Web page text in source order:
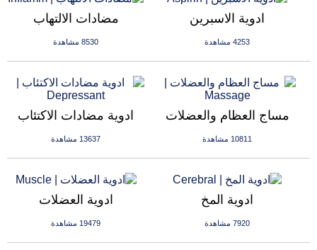
مضادات الالتهاب
8530 مشاهدة
ادوية الاسبرين
4253 مشاهدة
ادوية مضادات الاكتئاب
13637 مشاهدة
مساج العظام والعضلات
10811 مشاهدة
ادوية العضلات
19479 مشاهدة
ادوية المخ
7920 مشاهدة